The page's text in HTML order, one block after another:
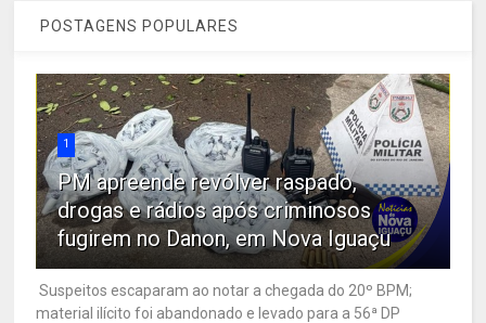
POSTAGENS POPULARES
1
PM apreende revólver raspado,
drogas e rádios após criminosos
fugirem no Danon, em Nova Iguaçu
Suspeitos escaparam ao notar a chegada do 20º BPM;
material ilícito foi abandonado e levado para a 56ª DP